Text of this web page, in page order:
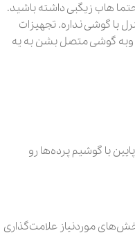
هاب زیگبی داشته باشید.
با گوشی نداره. تجهیزات
وبه گوشی متصل بشن به یه
با گوشیم پرده‌ها رو
موردنیاز علامت‌گذاری